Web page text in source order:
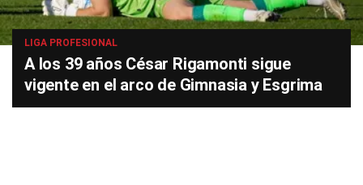
LIGA PROFESIONAL
A los 39 años César Rigamonti sigue
vigente en el arco de Gimnasia y Esgrima